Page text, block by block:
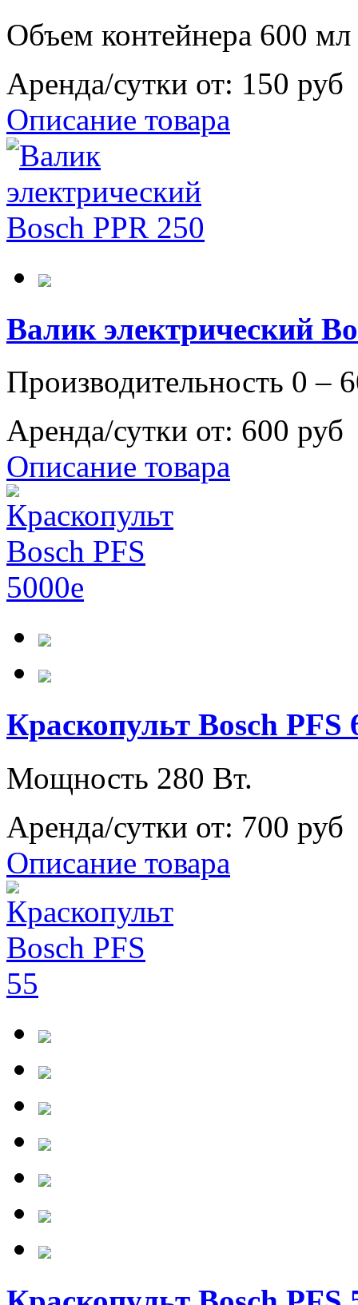
Объем контейнера 600 мл
Аренда/сутки от: 150 руб
Описание товара
Валик электрический
Производительность 0 –
Аренда/сутки от: 600 руб
Описание товара
Краскопульт Bosch PFS
Мощность 280 Вт.
Аренда/сутки от: 700 руб
Описание товара